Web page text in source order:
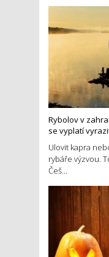
Rybolov v
se vyplatí
Ulovit kapra
rybáře výzvou.
Češ...